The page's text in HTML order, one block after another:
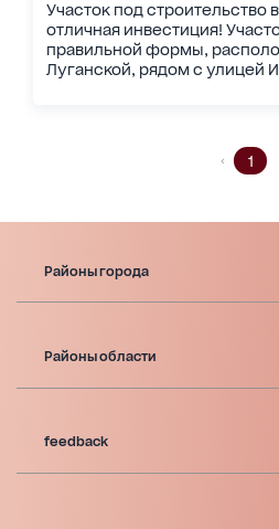
Участок под строительство
отличная инвестиция!
правильной формы,
Луганской, рядом с улицей
1
Районы города
Районы области
feedback